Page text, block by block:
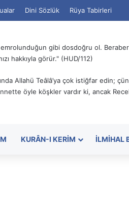
Dini Sözlük Rüya Tabirleri
gibi dosdoğru ol.
hakkıyla görür." (HUD/112)
Allahü Teâlâ’ya çok istiğfar edin;
öyle köşkler vardır ki, ancak
KURÂN-I KERIM İLMIHAL